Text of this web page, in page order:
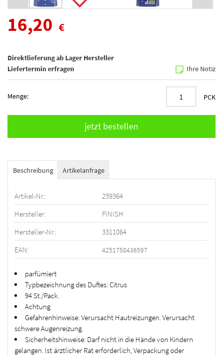
16,20 €
Direktlieferung ab Lager Hersteller
Liefertermin erfragen
Ihre Notiz
Menge: PCK
Beschreibung Artikelanfrage
Artikel-Nr.:
259364
Hersteller:
FINISH
Hersteller-Nr.:
3311064
EAN:
4251758436597
parfümiert
Typbezeichnung des Duftes: Citrus
94 St./Pack.
Achtung
Gefahrenhinweise: Verursacht Hautreizungen. Verursacht
schwere Augenreizung.
Sicherheitshinweise: Darf nicht in die Hände von Kindern
gelangen. Ist ärztlicher Rat erforderlich, Verpackung oder